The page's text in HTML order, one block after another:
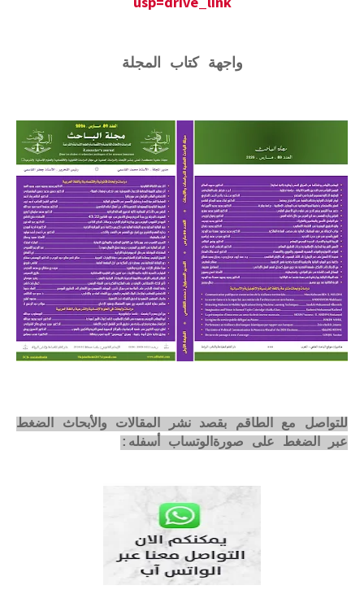
واجهة كتاب المجلة
للتواصل مع الطاقم بقصد نشر المقالات والأبحاث الضغط
عبر الضغط على صورةالوتساب أسفله: